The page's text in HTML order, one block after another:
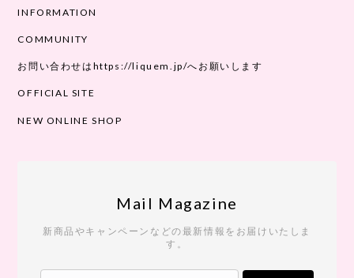
INFORMATION
COMMUNITY
お問い合わせはhttps://liquem.jp/へお願いします
OFFICIAL SITE
NEW ONLINE SHOP
Mail Magazine
新商品やキャンペーンなどの最新情報をお届けいたしま
す。